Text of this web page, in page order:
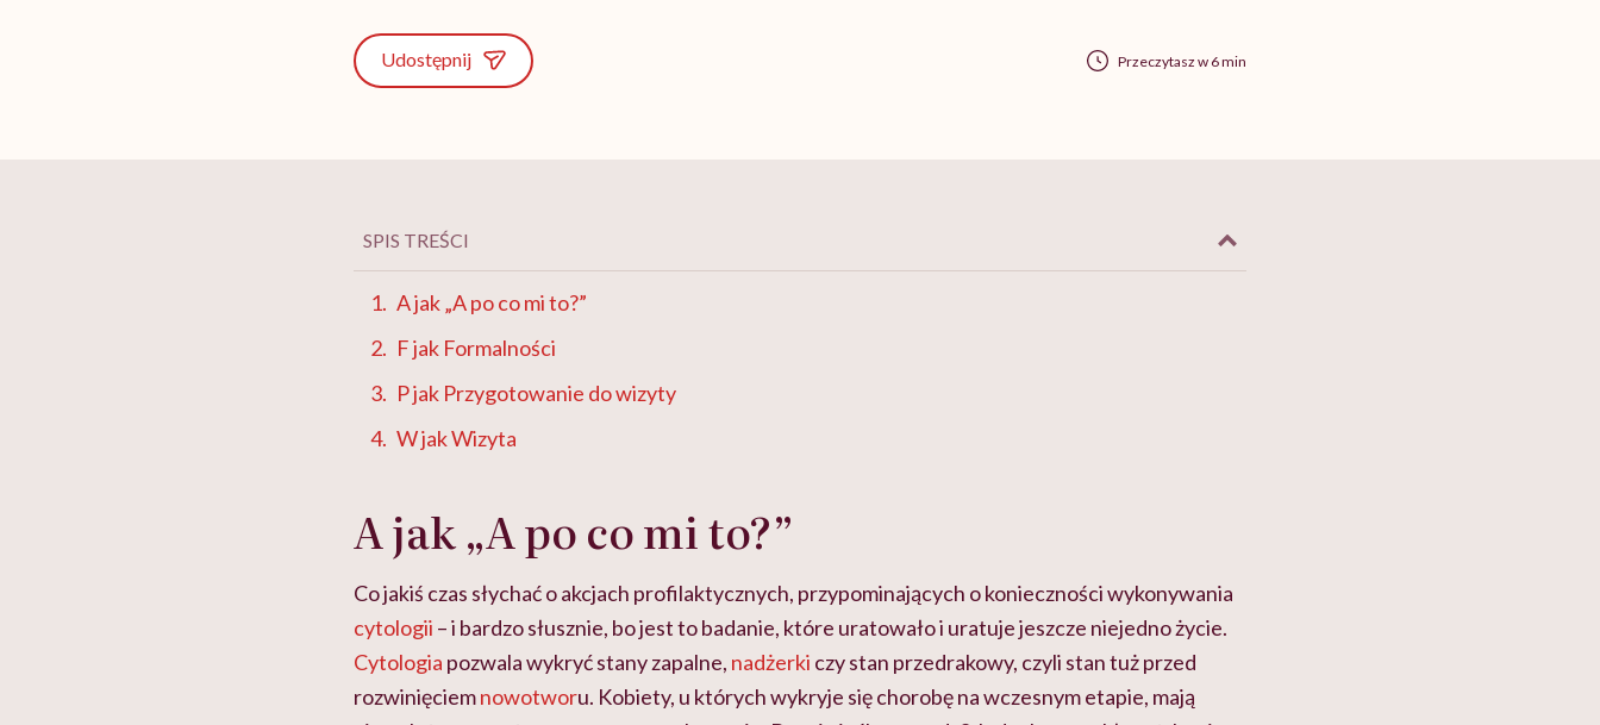
Udostępnij Przeczytasz w 6 min
SPIS TREŚCI
A jak „A po co mi to?”
F jak Formalności
P jak Przygotowanie do wizyty
W jak Wizyta
A jak „A po co mi to?”
Co jakiś czas słychać o akcjach profilaktycznych, przypominających o konieczności wykonywania
cytologii – i bardzo słusznie, bo jest to badanie, które uratowało i uratuje jeszcze niejedno życie.
Cytologia pozwala wykryć stany zapalne, nadżerki czy stan przedrakowy, czyli stan tuż przed
rozwinięciemnowotworu. Kobiety, u których wykryje się chorobę na wczesnym etapie, mają